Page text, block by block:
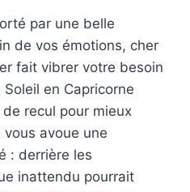
par une belle
de vos émotions, cher
fait vibrer votre besoin
en Capricorne
recul pour mieux
avoue une
: derrière les
inattendu pourrait